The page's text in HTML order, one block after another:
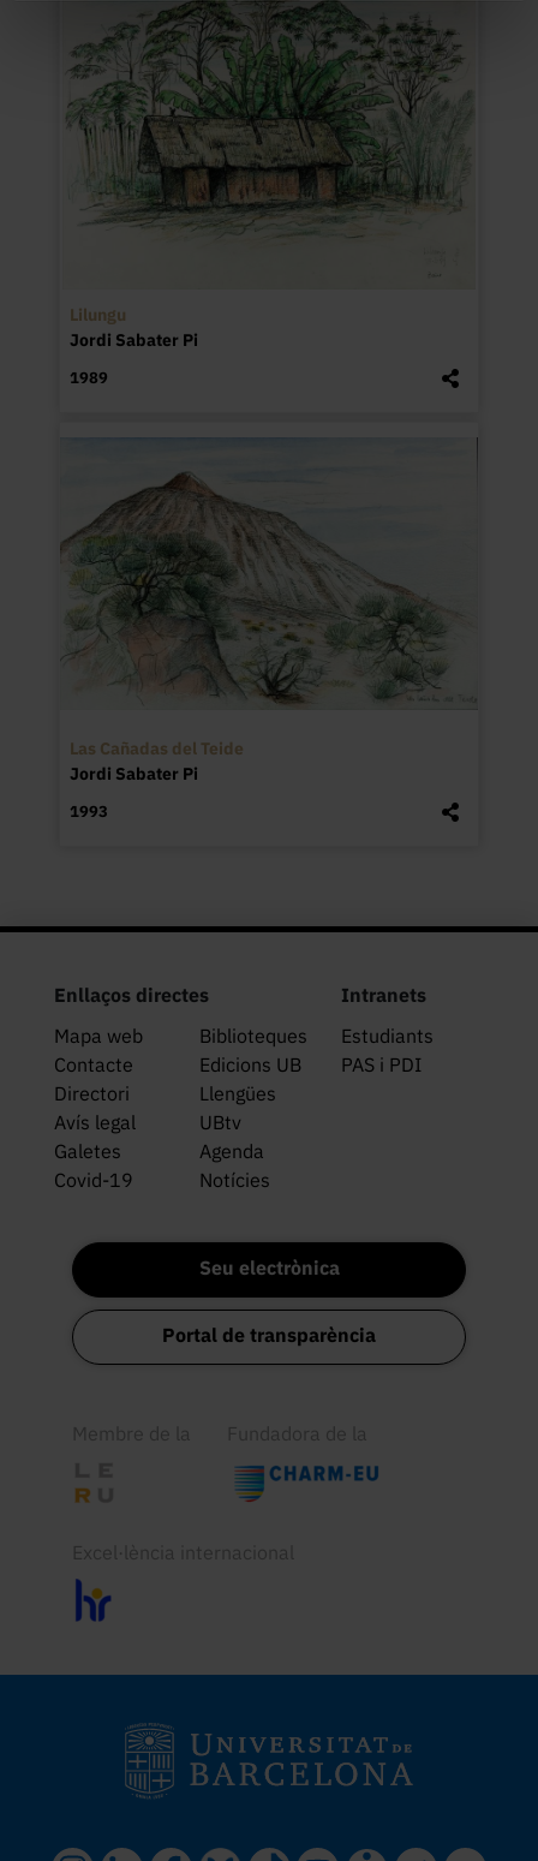
Lilungu
Jordi Sabater Pi
1989
Las Cañadas del Teide
Jordi Sabater Pi
1993
Enllaços directes
Mapa web
Biblioteques
Contacte
Edicions UB
Directori
Llengües
Avís legal
UBtv
Galetes
Agenda
Covid-19
Notícies
Intranets
Estudiants
PAS i PDI
Seu electrònica
Portal de transparència
Membre de la Fundadora de la
Excel·lència internacional